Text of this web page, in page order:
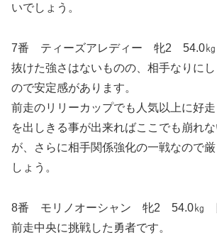
いでしょう。
7番 ティーズアレディー 牝2 54.0
抜けた強さはないものの、相手なりに
ので安定感があります。
前走のリリーカップでも人気以上に好
を出しきる事が出来ればここでも崩れ
が、さらに相手関係強化の一戦なので
しょう。
8番 モリノオーシャン 牝2 54.0㎏
前走中央に挑戦した勇者です。